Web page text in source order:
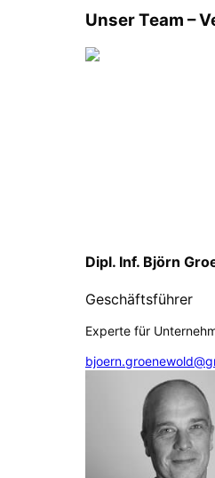
Unser Team –
Dipl. Inf. Björn
Geschäftsführer
Experte für